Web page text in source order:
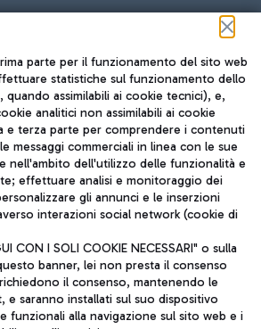
TRAVEL JOURNAL
ITA
parte per il funzionamento del sito web
statistiche sul funzionamento dello
quando assimilabili ai cookie tecnici), e,
analitici non assimilabili ai cookie
e terza parte per comprendere i contenuti
messaggi commerciali in linea con le sue
nell'ambito dell'utilizzo delle funzionalità e
effettuare analisi e monitoraggio dei
gli annunci e le inserzioni
interazioni social network (cookie di
CON I SOLI COOKIE NECESSARI" o sulla
banner, lei non presta il consenso
il consenso, mantenendo le
e saranno installati sul suo dispositivo
funzionali alla navigazione sul sito web e i